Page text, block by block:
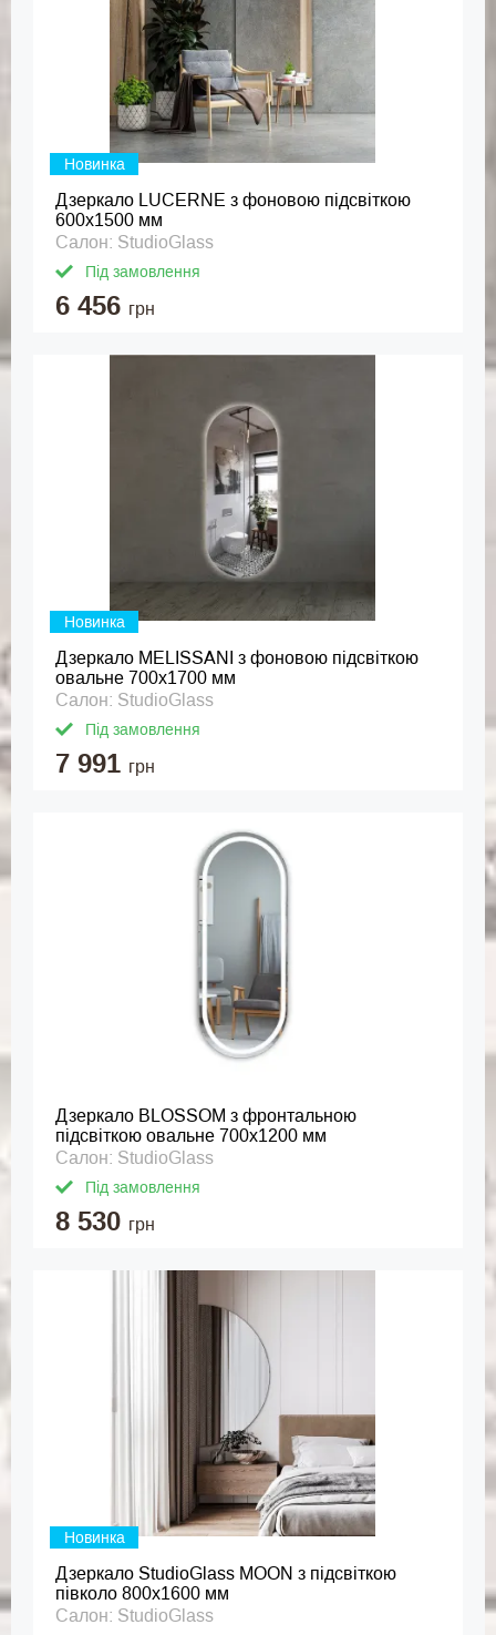
Новинка
Дзеркало LUCERNE з фоновою підсвіткою
600x1500 мм
Салон: StudioGlass
Під замовлення
6 456 грн
Новинка
Дзеркало MELISSANI з фоновою підсвіткою
овальне 700x1700 мм
Салон: StudioGlass
Під замовлення
7 991 грн
Дзеркало BLOSSOM з фронтальною
підсвіткою овальне 700x1200 мм
Салон: StudioGlass
Під замовлення
8 530 грн
Новинка
Дзеркало StudioGlass MOON з підсвіткою
півколо 800x1600 мм
Салон: StudioGlass